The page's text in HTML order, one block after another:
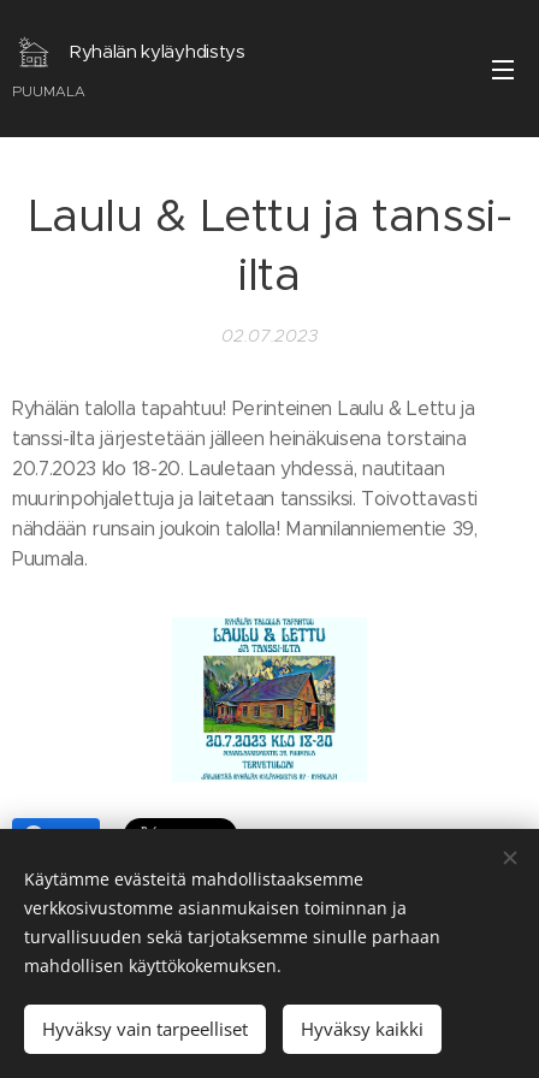
Ryhälän kyläyhdistys
PUUMALA
Laulu & Lettu ja tanssi-
ilta
02.07.2023
Ryhälän talolla tapahtuu! Perinteinen Laulu & Lettu ja
tanssi-ilta järjestetään jälleen heinäkuisena torstaina
20.7.2023 klo 18-20. Lauletaan yhdessä, nautitaan
muurinpohjalettuja ja laitetaan tanssiksi. Toivottavasti
nähdään runsain joukoin talolla! Mannilanniementie 39,
Puumala.
Share
Luotu Webnodella Evästeet
Käytämme evästeitä mahdollistaaksemme
verkkosivustomme asianmukaisen toiminnan ja
turvallisuuden sekä tarjotaksemme sinulle parhaan
mahdollisen käyttökokemuksen.
Hyväksy vain tarpeelliset Hyväksy kaikki